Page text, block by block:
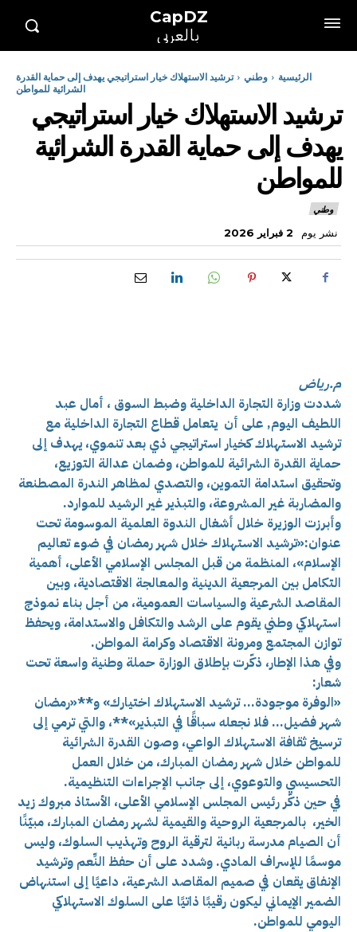
CapDZ
بالعربي
الرئيسية وطني
ترشيد الاستهلاك خيار استراتيجي يهدف إلى حماية القدرة
الشرائية للمواطن
ترشيد الاستهلاك خيار استراتيجي
يهدف إلى حماية القدرة الشرائية
للمواطن
وطني
نشر يوم 2 فبراير 2026
م.رياض
شددت وزارة التجارة الداخلية وضبط السوق ، أمال عبد
اللطيف اليوم, على أن يتعامل قطاع التجارة الداخلية مع
ترشيد الاستهلاك كخيار استراتيجي ذي بعد تنموي، يهدف إلى
حماية القدرة الشرائية للمواطن، وضمان عدالة التوزيع،
وتحقيق استدامة التموين، والتصدي لمظاهر الندرة المصطنعة
والمضاربة غير المشروعة، والتبذير غير الرشيد للموارد.
وأبرزت الوزيرة خلال أشغال الندوة العلمية الموسومة تحت
عنوان:«ترشيد الاستهلاك خلال شهر رمضان في ضوء تعاليم
الإسلام»، المنظمة من قبل المجلس الإسلامي الأعلى، أهمية
التكامل بين المرجعية الدينية والمعالجة الاقتصادية، وبين
المقاصد الشرعية والسياسات العمومية، من أجل بناء نموذج
استهلاكي وطني يقوم على الرشد والتكافل والاستدامة، ويحفظ
توازن المجتمع ومرونة الاقتصاد وكرامة المواطن.
وفي هذا الإطار، ذكّرت بإطلاق الوزارة حملة وطنية واسعة تحت
شعار:
«الوفرة موجودة… ترشيد الاستهلاك اختيارك» و**«رمضان
شهر فضيل… فلا نجعله سباقًا في التبذير»**، والتي ترمي إلى
ترسيخ ثقافة الاستهلاك الواعي، وصون القدرة الشرائية
للمواطن خلال شهر رمضان المبارك، من خلال العمل
التحسيسي والتوعوي، إلى جانب الإجراءات التنظيمية.
في حين ذكّر رئيس المجلس الإسلامي الأعلى، الأستاذ مبروك زيد
الخير، بالمرجعية الروحية والقيمية لشهر رمضان المبارك، مبيّنًا
أن الصيام مدرسة ربانية لترقية الروح وتهذيب السلوك، وليس
موسمًا للإسراف المادي. وشدد على أن حفظ النِّعم وترشيد
الإنفاق يقعان في صميم المقاصد الشرعية، داعيًا إلى استنهاض
الضمير الإيماني ليكون رقيبًا ذاتيًا على السلوك الاستهلاكي
اليومي للمواطن.